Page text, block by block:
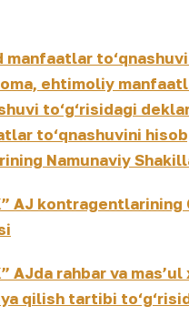
manfaatlar
ehtimoliy
to‘g‘risidagi
to‘qnashuvini
Namunaviy
AJ kontragentlarining
AJda rahbar va
qilish tartibi